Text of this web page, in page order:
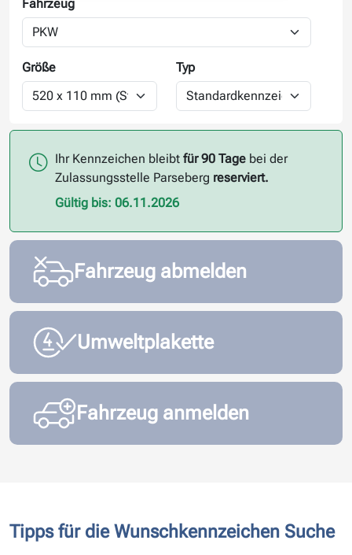
Fahrzeug
Größe Typ
Ihr Kennzeichen bleibtfür 90 Tage bei der
Zulassungsstelle Parseberg reserviert.
Gültig bis: 06.11.2026
Fahrzeug abmelden
Umweltplakette
Fahrzeug anmelden
Tipps für die Wunschkennzeichen Suche